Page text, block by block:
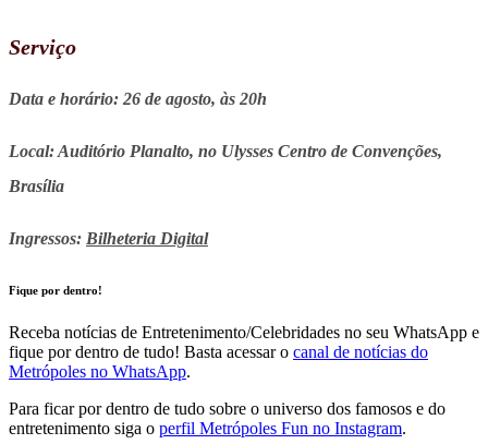
Serviço
Data e horário: 26 de agosto, às 20h
Local: Auditório Planalto, no Ulysses Centro de Convenções,
Brasília
Ingressos: Bilheteria Digital
Fique por dentro!
Receba notícias de Entretenimento/Celebridades no seu WhatsApp e
fique por dentro de tudo! Basta acessar o canal de notícias do
Metrópoles no WhatsApp.
Para ficar por dentro de tudo sobre o universo dos famosos e do
entretenimento siga o perfil Metrópoles Fun no Instagram.